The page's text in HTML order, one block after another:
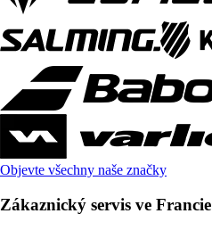
Objevte všechny naše značky
Zákaznický servis ve Francie